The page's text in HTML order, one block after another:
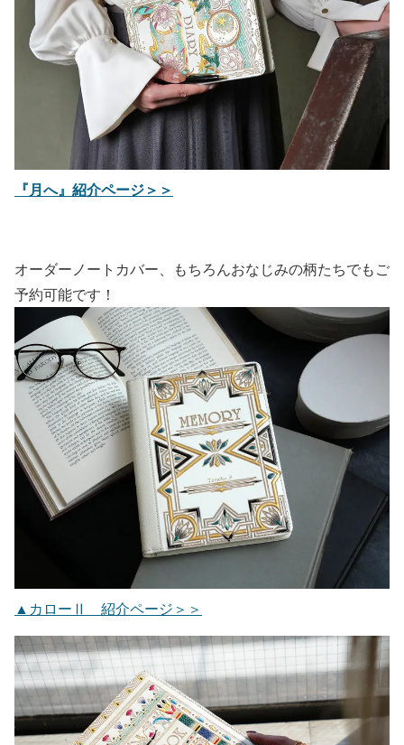
『月へ』紹介ページ＞＞
オーダーノートカバー、もちろんおなじみの柄たちでもご
予約可能です！
▲カローⅡ 紹介ページ＞＞